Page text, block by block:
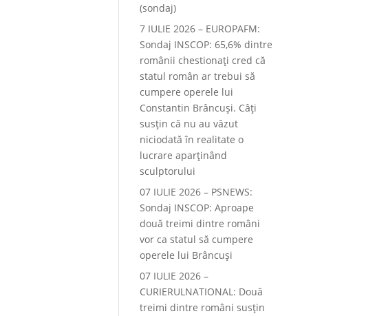
(sondaj)
7 IULIE 2026 – EUROPAFM:
Sondaj INSCOP: 65,6% dintre
românii chestionați cred că
statul român ar trebui să
cumpere operele lui
Constantin Brâncuși. Câți
susțin că nu au văzut
niciodată în realitate o
lucrare aparținând
sculptorului
07 IULIE 2026 – PSNEWS:
Sondaj INSCOP: Aproape
două treimi dintre români
vor ca statul să cumpere
operele lui Brâncuși
07 IULIE 2026 –
CURIERULNATIONAL: Două
treimi dintre români susțin